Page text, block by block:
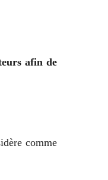
afin de
comme